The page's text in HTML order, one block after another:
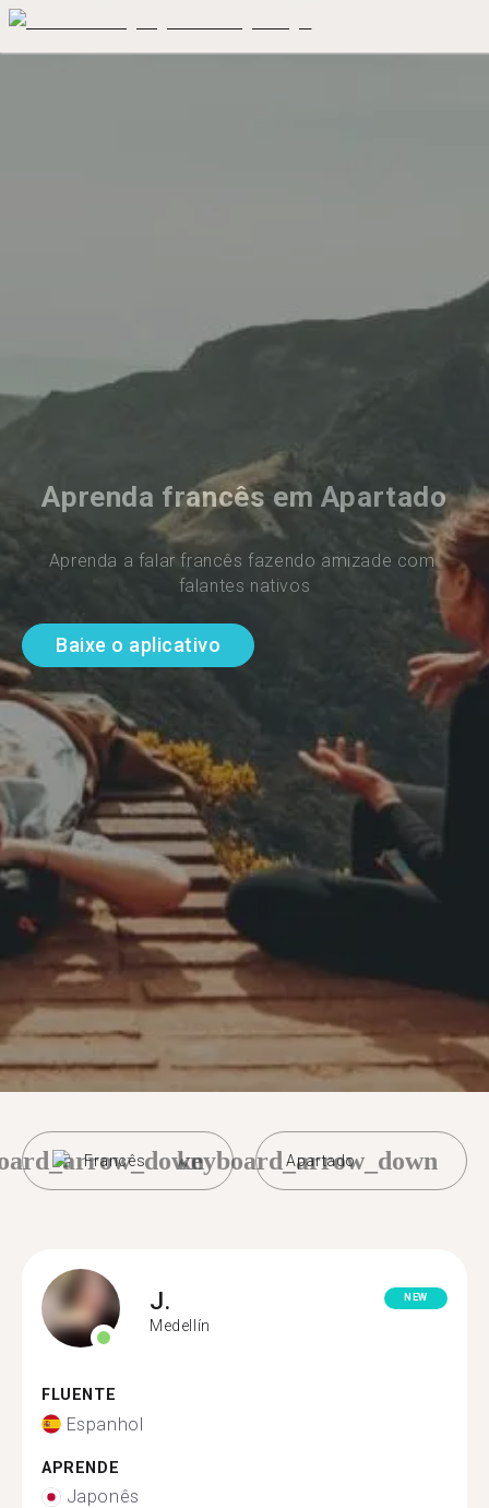
Aprenda francês em Apartado
Aprenda a falar francês fazendo amizade com
falantes nativos
Baixe o aplicativo
Francês Apartado
keyboard_arrow_down
J.
Medellín
NEW
FLUENTE
Espanhol
APRENDE
Japonês